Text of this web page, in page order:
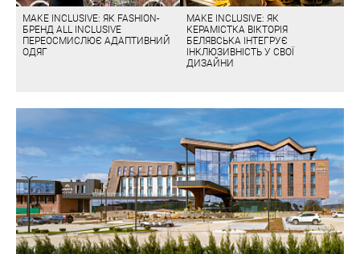
MAKE INCLUSIVE: ЯК FASHION-
БРЕНД ALL INCLUSIVE
ПЕРЕОСМИСЛЮЄ АДАПТИВНИЙ
ОДЯГ
MAKE INCLUSIVE: ЯК
КЕРАМІСТКА ВІКТОРІЯ
БЕЛЯВСЬКА ІНТЕГРУЄ
ІНКЛЮЗИВНІСТЬ У СВОЇ
ДИЗАЙНИ